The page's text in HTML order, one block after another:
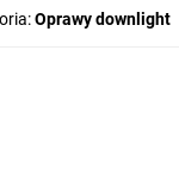
Oprawy downlight